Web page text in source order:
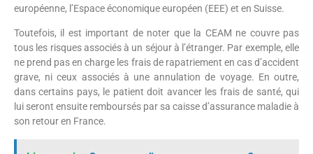
européenne, l’Espace économique européen (EEE) et en Suisse.
Toutefois, il est important de noter que la CEAM ne couvre pas
tous les risques associés à un séjour à l’étranger. Par exemple, elle
ne prend pas en charge les frais de rapatriement en cas d’accident
grave, ni ceux associés à une annulation de voyage. En outre,
dans certains pays, le patient doit avancer les frais de santé, qui
lui seront ensuite remboursés par sa caisse d’assurance maladie à
son retour en France.